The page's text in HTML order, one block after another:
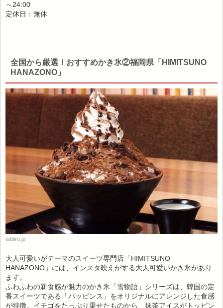
～24:00
定休日：無休
全国から厳選！おすすめかき氷②福岡県「HIMITSUNO
HANAZONO」
tabiiro.jp
大人可愛いがテーマのスイーツ専門店「HIMITSUNO
HANAZONO」には、インスタ映えがする大人可愛いかき氷があり
ます。
ふわふわの新食感が魅力のかき氷「雪物語」シリーズは、韓国の定
番スイーツである「パッピンス」をオリジナルにアレンジした食感
が特徴。イチゴをたっぷり乗せたものから、抹茶アイスがトッピン